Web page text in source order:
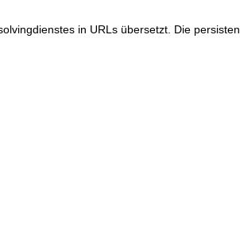
in URLs übersetzt. Die